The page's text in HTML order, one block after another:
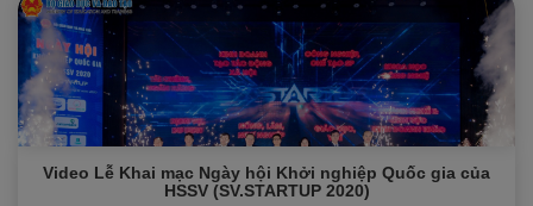
Video Lễ Khai mạc Ngày hội Khởi nghiệp Quốc gia của
HSSV (SV.STARTUP 2020)